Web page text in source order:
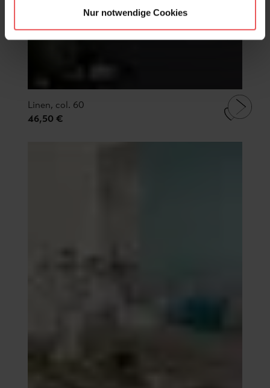
Nur notwendige Cookies
Linen, col. 60
46,50 €